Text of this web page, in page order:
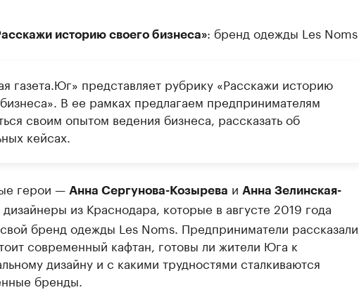
историю своего бизнеса»: бренд одежды Les Noms
газета.Юг» представляет рубрику «Расскажи историю
В ее рамках предлагаем предпринимателям
своим опытом ведения бизнеса, рассказать об
кейсах.
герои — Анна Сергунова-Козырева и Анна Зелинская-
из Краснодара, которые в августе 2019 года
бренд одежды Les Noms. Предприниматели рассказали,
современный кафтан, готовы ли жители Юга к
дизайну и с какими трудностями сталкиваются
бренды.